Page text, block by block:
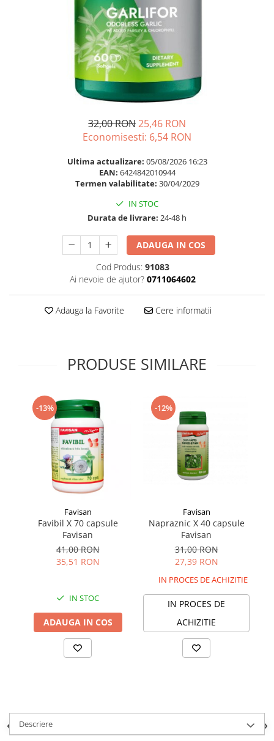
Probiotice si prebiotice
Sanatate urinara
Slabire si control greutate
Supliment Complexe
Supliment Vitamina B
Supliment Vitamina C
Supliment Vitamina D3
Tuse gat si respiratie
Balsam masca si tratament
Produse cu SPF Pentru Fata
Repelenti insecte
32,00 RON25,46 RON
Economisesti: 6,54 RON
Ultima actualizare: 05/08/2026 16:23
EAN: 6424842010944
Termen valabilitate: 30/04/2029
IN STOC
Durata de livrare: 24-48 h
ADAUGA IN COS
Cod Produs: 91083
Ai nevoie de ajutor? 0711064602
Adauga la Favorite Cere informatii
PRODUSE SIMILARE
-13%
Favisan
Favibil X 70 capsule
Favisan
41,00 RON
35,51 RON
IN STOC
ADAUGA IN COS
-12%
Favisan
Napraznic X 40 capsule
Favisan
31,00 RON
27,39 RON
IN PROCES DE ACHIZITIE
IN PROCES DE
ACHIZITIE
Descriere